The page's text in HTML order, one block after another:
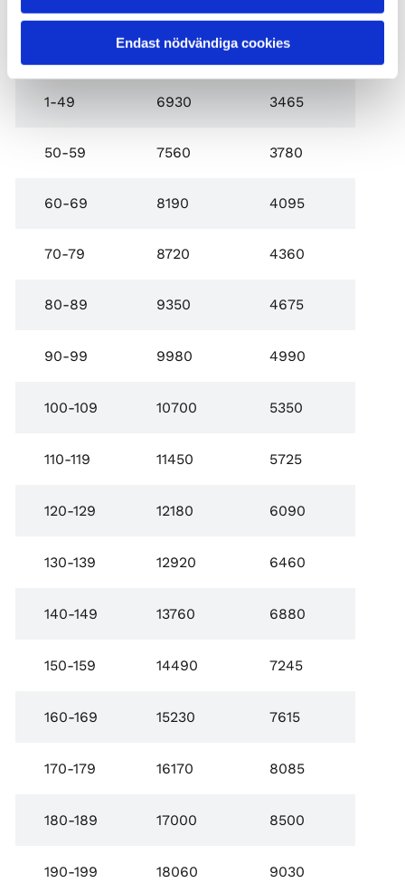
Endast nödvändiga cookies
KVM PRIS (KR)
RUT-AVDRAG
(KR)
1-49 6930 3465
50-59 7560 3780
60-69 8190 4095
70-79 8720 4360
80-89 9350 4675
90-99 9980 4990
100-109 10700 5350
110-119 11450 5725
120-129 12180 6090
130-139 12920 6460
140-149 13760 6880
150-159 14490 7245
160-169 15230 7615
170-179 16170 8085
180-189 17000 8500
190-199 18060 9030